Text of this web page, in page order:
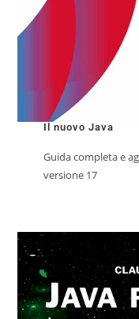
Il nuovo Java
Guida completa e
versione 17